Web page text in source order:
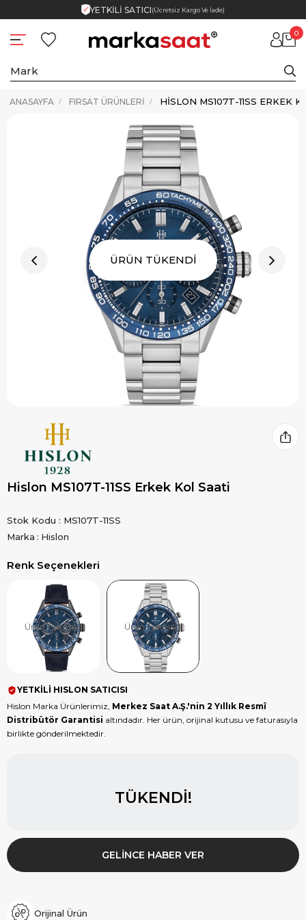
YETKİLİ SATICI(Ücretsiz Kargo Ve İade)
0
ANASAYFA FIRSAT ÜRÜNLERI HISLON MS107T-11SS ERKEK
ÜRÜN TÜKENDİ
Hislon MS107T-11SS Erkek Kol Saati
Stok Kodu
MS107T-11SS
Marka : Hislon
Renk Seçenekleri
Ürün Tükendi Ürün Tükendi
YETKİLİ HISLON SATICISI
Hislon Marka Ürünlerimiz, Merkez Saat A.Ş.'nin 2 Yıllık Resmî
Distribütör Garantisi altındadır. Her ürün, orijinal kutusu ve faturasıyla
birlikte gönderilmektedir.
TÜKENDI!
GELINCE HABER VER
Orijinal Ürün